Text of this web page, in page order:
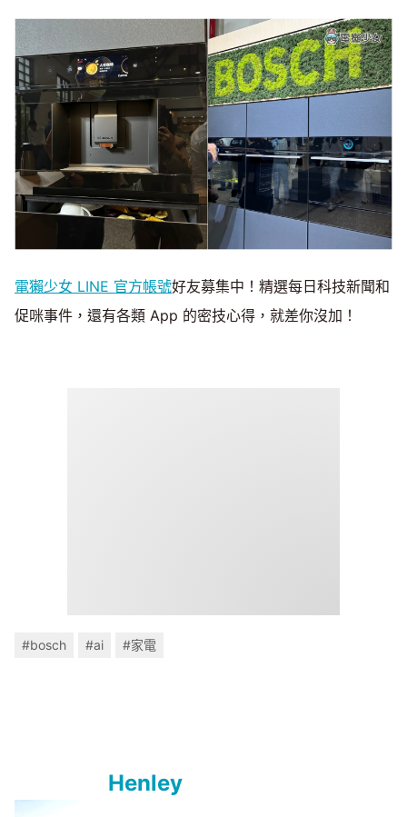
電獺少女 LINE 官方帳號好友募集中！精選每日科技新聞和
促咪事件，還有各類 App 的密技心得，就差你沒加！
#bosch #ai #家電
Henley